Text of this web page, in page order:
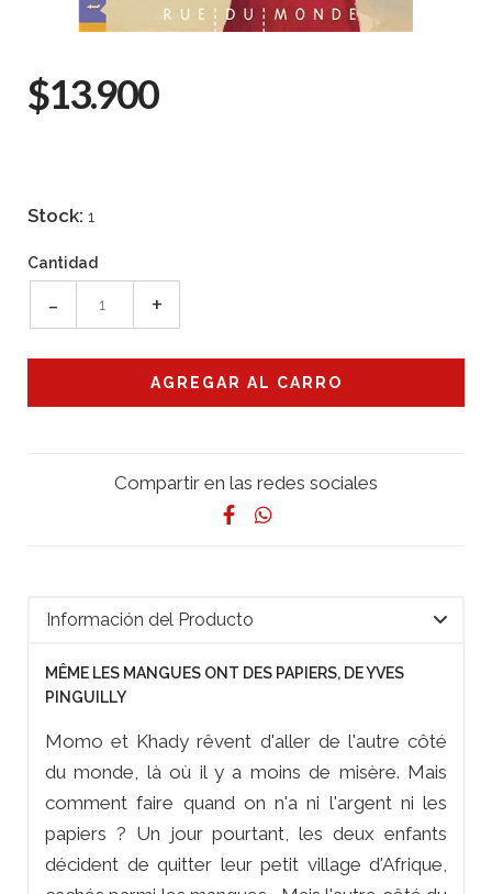
$13.900
Stock: 1
Cantidad
- +
Compartir en las redes sociales
Información del Producto
MÊME LES MANGUES ONT DES PAPIERS, DE YVES
PINGUILLY
Momo et Khady rêvent d'aller de l'autre côté
du monde, là où il y a moins de misère. Mais
comment faire quand on n'a ni l'argent ni les
papiers ? Un jour pourtant, les deux enfants
décident de quitter leur petit village d'Afrique,